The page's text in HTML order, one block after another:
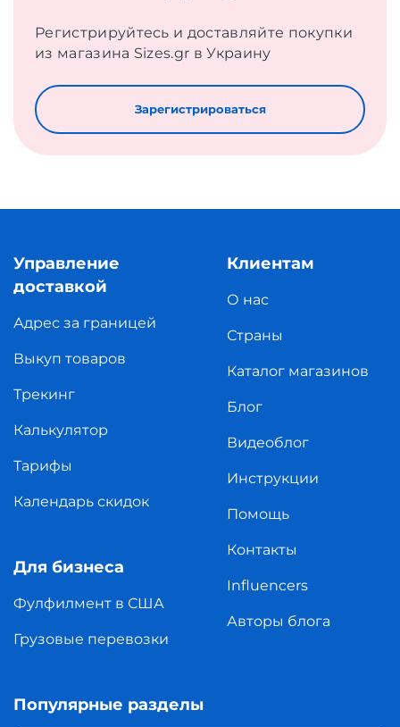
Регистрируйтесь и доставляйте покупки
из магазина Sizes.gr в Украину
Зарегистрироваться
Управление
доставкой
Адрес за границей
Выкуп товаров
Трекинг
Калькулятор
Тарифы
Календарь скидок
Для бизнеса
Фулфилмент в США
Грузовые перевозки
Клиентам
О нас
Страны
Каталог магазинов
Блог
Видеоблог
Инструкции
Помощь
Контакты
Influencers
Авторы блога
Популярные разделы